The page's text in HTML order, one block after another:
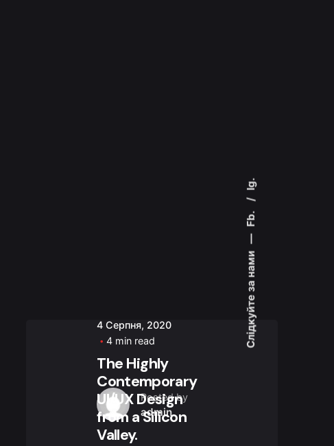
Слідкуйте за нами
Fb.
Ig.
Posted by
admin
4 Серпня, 2020
4 min read
The Highly
Contemporary
UI/UX Design
from a Silicon
Valley.